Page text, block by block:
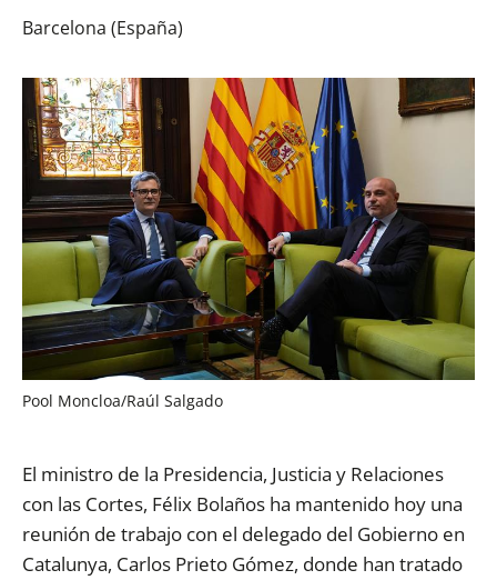
Barcelona (España)
Pool Moncloa/Raúl Salgado
El ministro de la Presidencia, Justicia y Relaciones
con las Cortes, Félix Bolaños ha mantenido hoy una
reunión de trabajo con el delegado del Gobierno en
Catalunya, Carlos Prieto Gómez, donde han tratado